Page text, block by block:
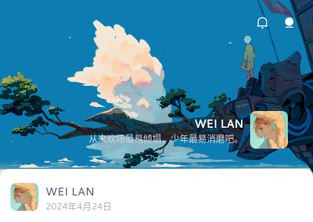
WEI LAN
从来欢场最易倾塌，少年最易消磨吧。
WEI LAN
2024年4月24日